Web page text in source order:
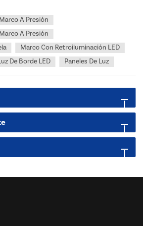
principales de cajas de luz:...
A Presión
A Presión
Marco Con Retroiluminación LED
De Borde LED
Paneles De Luz